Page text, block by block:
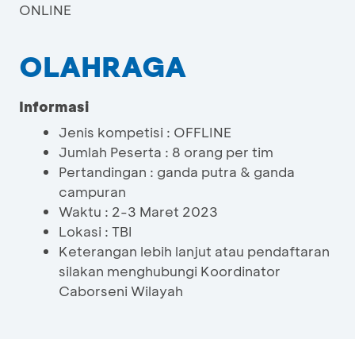
ONLINE
OLAHRAGA
Informasi
Jenis kompetisi : OFFLINE
Jumlah Peserta : 8 orang per tim
Pertandingan : ganda putra & ganda
campuran
Waktu : 2-3 Maret 2023
Lokasi : TBI
Keterangan lebih lanjut atau pendaftaran
silakan menghubungi Koordinator
Caborseni Wilayah